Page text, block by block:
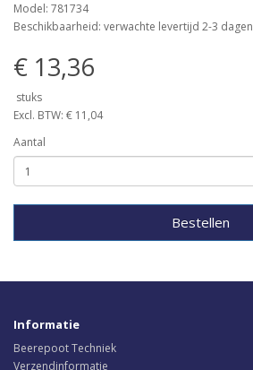
Model: 781734
Beschikbaarheid: verwachte levertijd 2-3 dagen
€ 13,36
stuks
Excl. BTW: € 11,04
Aantal
Bestellen
Informatie
Beerepoot Techniek
Verzendinformatie